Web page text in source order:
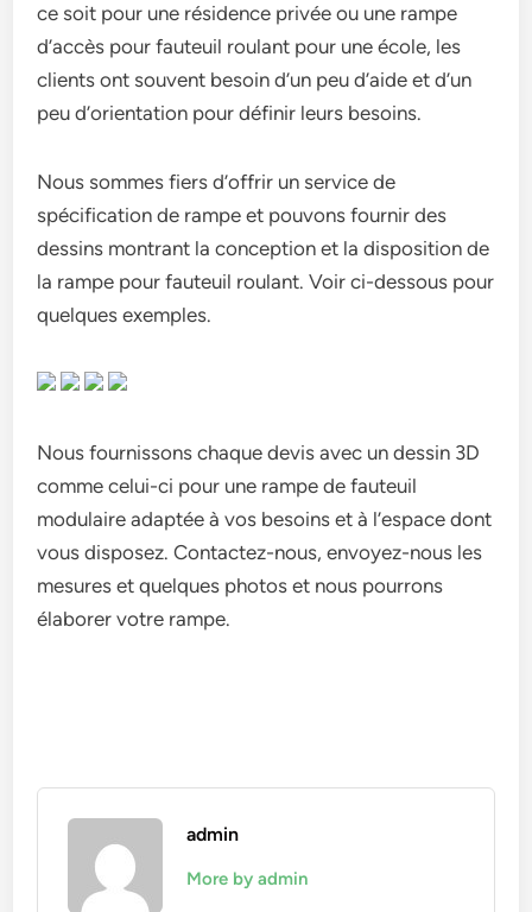
ce soit pour une résidence privée ou une rampe
d’accès pour fauteuil roulant pour une école, les
clients ont souvent besoin d’un peu d’aide et d’un
peu d’orientation pour définir leurs besoins.
Nous sommes fiers d’offrir un service de
spécification de rampe et pouvons fournir des
dessins montrant la conception et la disposition de
la rampe pour fauteuil roulant. Voir ci-dessous pour
quelques exemples.
Nous fournissons chaque devis avec un dessin 3D
comme celui-ci pour une rampe de fauteuil
modulaire adaptée à vos besoins et à l’espace dont
vous disposez. Contactez-nous, envoyez-nous les
mesures et quelques photos et nous pourrons
élaborer votre rampe.
admin
More by admin